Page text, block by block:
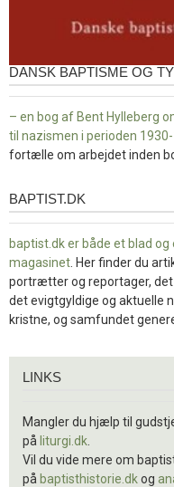
DANSK BAPTISME OG
– en bog af Bent Hylleberg
til nazismen i perioden
fortælle om arbejdet inden
baptist.dk
BAPTIST.DK
baptist.dk er både et blad og
magasinet . Her finder du
portrætter og reportager, det
det evigtgyldige og aktuelle
kristne, og samfundet
LINKS
Mangler du hjælp til
på liturgi.dk
Vil du vide mere om
på baptisthistorie.dkog